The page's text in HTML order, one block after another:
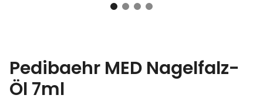
Pedibaehr MED Nagelfalz-
Öl 7ml